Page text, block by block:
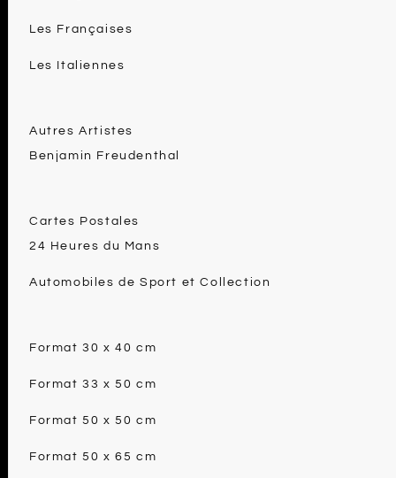
Les Françaises
Les Italiennes
Autres Artistes
Benjamin Freudenthal
Cartes Postales
24 Heures du Mans
Automobiles de Sport et Collection
Format 30 x 40 cm
Format 33 x 50 cm
Format 50 x 50 cm
Format 50 x 65 cm